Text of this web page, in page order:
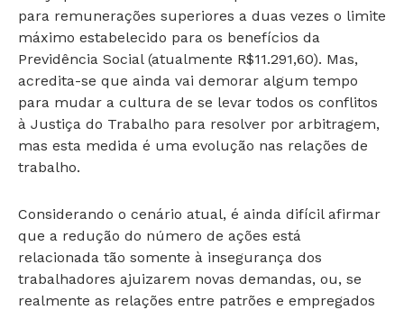
para remunerações superiores a duas vezes o limite
máximo estabelecido para os benefícios da
Previdência Social (atualmente R$11.291,60). Mas,
acredita-se que ainda vai demorar algum tempo
para mudar a cultura de se levar todos os conflitos
à Justiça do Trabalho para resolver por arbitragem,
mas esta medida é uma evolução nas relações de
trabalho.
Considerando o cenário atual, é ainda difícil afirmar
que a redução do número de ações está
relacionada tão somente à insegurança dos
trabalhadores ajuizarem novas demandas, ou, se
realmente as relações entre patrões e empregados